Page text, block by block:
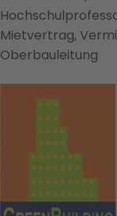
Mietvertrag,
Oberbauleitung